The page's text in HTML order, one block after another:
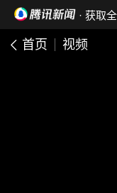
· 获取
首页 视频